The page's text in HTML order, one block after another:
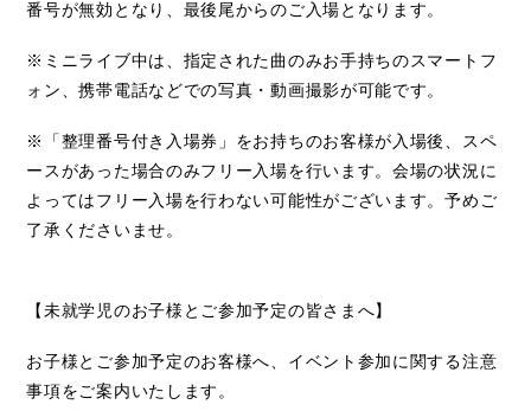
番号が無効となり、最後尾からのご入場となります。
※ミニライブ中は、指定された曲のみお手持ちのスマートフ
ォン、携帯電話などでの写真・動画撮影が可能です。
※「整理番号付き入場券」をお持ちのお客様が入場後、スペ
ースがあった場合のみフリー入場を行います。会場の状況に
よってはフリー入場を行わない可能性がございます。予めご
了承くださいませ。
【未就学児のお子様とご参加予定の皆さまへ】
お子様とご参加予定のお客様へ、イベント参加に関する注意
事項をご案内いたします。